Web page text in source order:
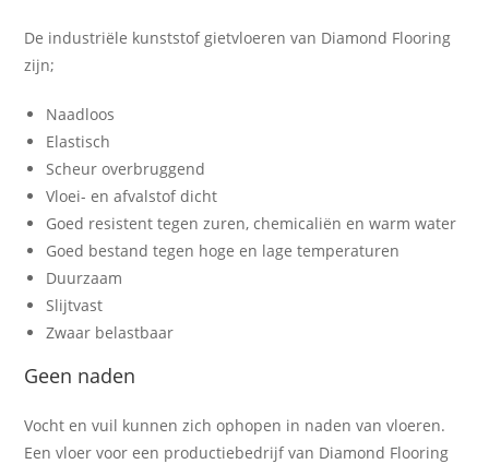
De industriële kunststof gietvloeren van Diamond Flooring
zijn;
Naadloos
Elastisch
Scheur overbruggend
Vloei- en afvalstof dicht
Goed resistent tegen zuren, chemicaliën en warm water
Goed bestand tegen hoge en lage temperaturen
Duurzaam
Slijtvast
Zwaar belastbaar
Geen naden
Vocht en vuil kunnen zich ophopen in naden van vloeren.
Een vloer voor een productiebedrijf van Diamond Flooring